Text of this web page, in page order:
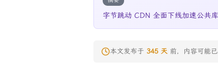
字节跳动 CDN 全面下线加速公共库
本文发布于 345 天 前，内容可能